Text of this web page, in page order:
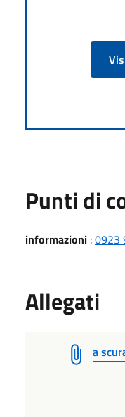
Punti di
informazioni :0923
Allegati
a